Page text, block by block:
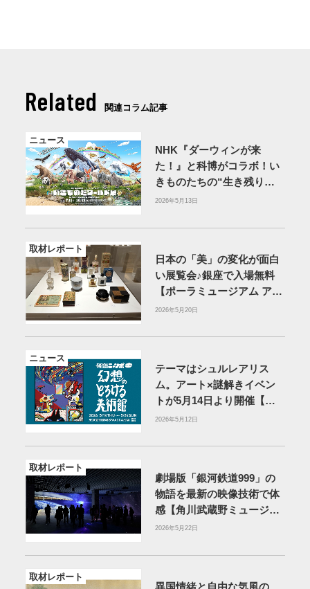
Related 関連コラム記事
ニュース
NHK『ダーウィンが来
た！』と科博がコラボ！い
きものたちの“生き残り
術”を紹介する展覧会【東
2026年5月13日
取材レポート
日本の「美」の変化が面白
い展覧会♪銀座で入場無料
【ポーラミュージアム アネ
ックス】
2026年5月20日
ニュース
テーマはシュルレアリス
ム。アート×謎解きイベン
トが5月14日より開催【東
京・池袋】
2026年5月12日
取材レポート
劇場版「銀河鉄道999」の
物語を最新の映像技術で体
感【角川武蔵野ミュージア
ム】
2026年5月22日
取材レポート